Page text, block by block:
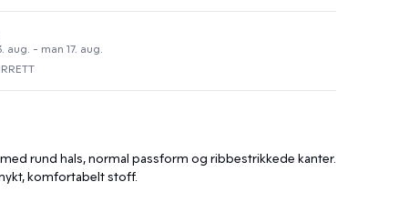
- man 17. aug.
rund hals, normal passform og ribbestrikkede kanter.
komfortabelt stoff.